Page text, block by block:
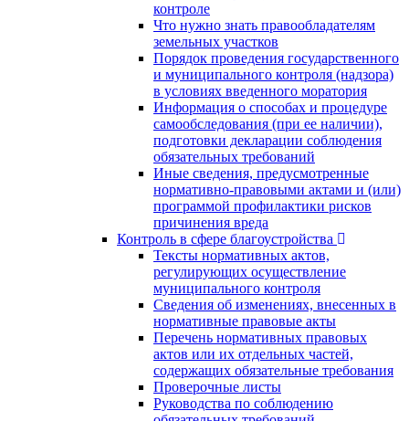
контроле
Что нужно знать правообладателям
земельных участков
Порядок проведения государственного
и муниципального контроля (надзора)
в условиях введенного моратория
Информация о способах и процедуре
самообследования (при ее наличии),
подготовки декларации соблюдения
обязательных требований
Иные сведения, предусмотренные
нормативно-правовыми актами и (или)
программой профилактики рисков
причинения вреда
Контроль в сфере благоустройства
Тексты нормативных актов,
регулирующих осуществление
муниципального контроля
Сведения об изменениях, внесенных в
нормативные правовые акты
Перечень нормативных правовых
актов или их отдельных частей,
содержащих обязательные требования
Проверочные листы
Руководства по соблюдению